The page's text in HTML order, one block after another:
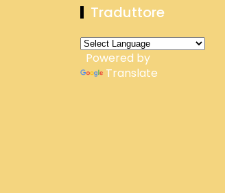
Traduttore
Powered by
Translate